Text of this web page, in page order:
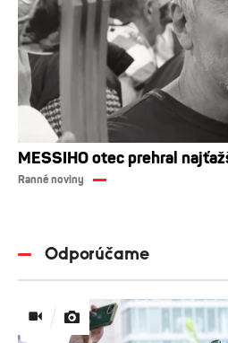
MESSIHO otec prehral
Ranné noviny
Odporúčame